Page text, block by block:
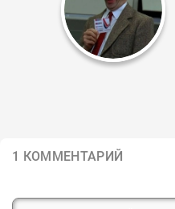
1 КОММЕНТАРИЙ